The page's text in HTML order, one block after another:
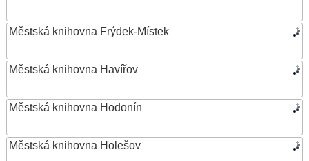
Městská knihovna Frýdek-Místek
Městská knihovna Havířov
Městská knihovna Hodonín
Městská knihovna Holešov